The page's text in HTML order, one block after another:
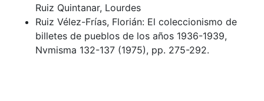
Ruiz Quintanar, Lourdes
Ruiz Vélez-Frías, Florián: El coleccionismo de
billetes de pueblos de los años 1936-1939,
Nvmisma 132-137 (1975), pp. 275-292.